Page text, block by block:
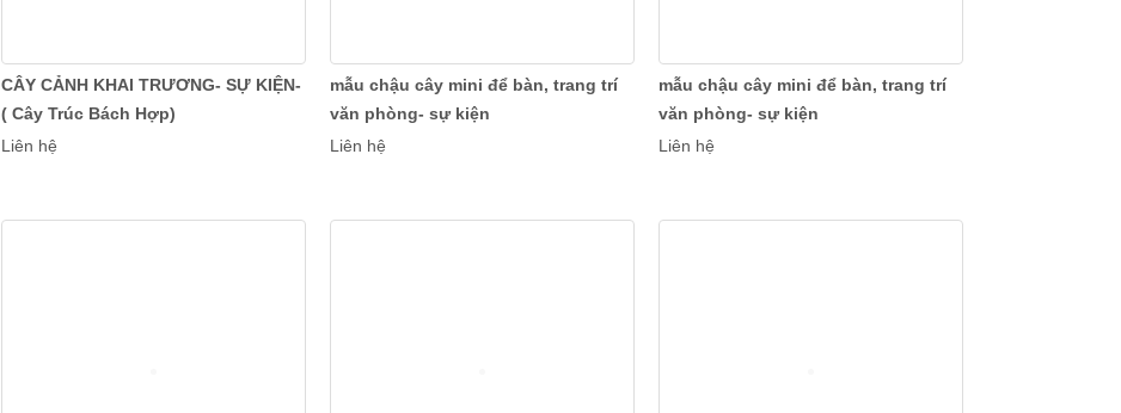
CÂY CẢNH KHAI TRƯƠNG- SỰ KIỆN-
( Cây Trúc Bách Hợp)
Liên hệ
mẫu chậu cây mini để bàn, trang trí
văn phòng- sự kiện
Liên hệ
mẫu chậu cây mini để bàn, trang trí
văn phòng- sự kiện
Liên hệ